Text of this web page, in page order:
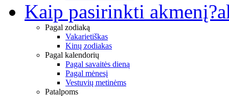
Kaip pasirinkti akmenį?
Pagal zodiaką
Vakarietiškas
Kinų zodiakas
Pagal kalendorių
Pagal savaitės dieną
Pagal mėnesį
Vestuvių metinėms
Patalpoms